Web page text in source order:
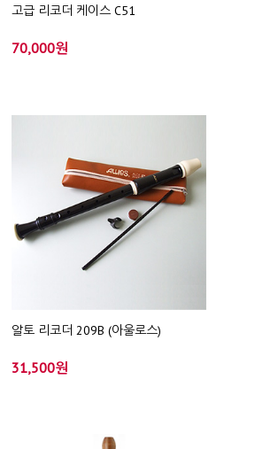
고급 리코더 케이스 C51
70,000원
알토 리코더 209B (아울로스)
31,500원